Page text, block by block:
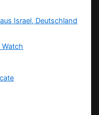
Israel, Deutschland
Watch